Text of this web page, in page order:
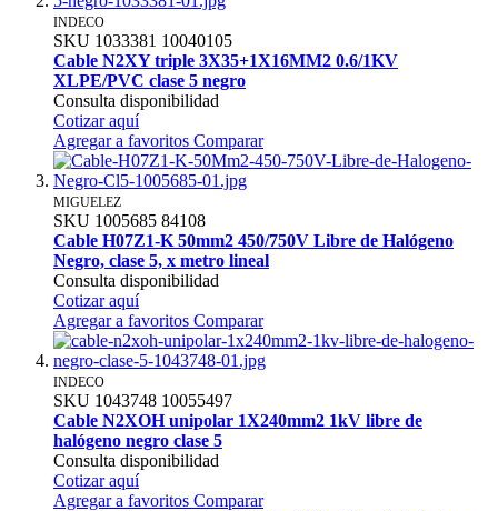
INDECO
SKU 1033381 10040105
Cable N2XY triple 3X35+1X16MM2 0.6/1KV
XLPE/PVC clase 5 negro
Consulta disponibilidad
Cotizar aquí
Agregar a favoritos Comparar
MIGUELEZ
SKU 1005685 84108
Cable H07Z1-K 50mm2 450/750V Libre de Halógeno
Negro, clase 5, x metro lineal
Consulta disponibilidad
Cotizar aquí
Agregar a favoritos Comparar
INDECO
SKU 1043748 10055497
Cable N2XOH unipolar 1X240mm2 1kV libre de
halógeno negro clase 5
Consulta disponibilidad
Cotizar aquí
Agregar a favoritos Comparar